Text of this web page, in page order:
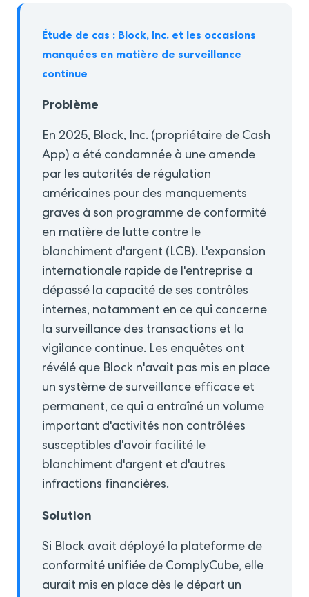
Étude de cas : Block, Inc. et les occasions
manquées en matière de surveillance
continue
Problème
En 2025, Block, Inc. (propriétaire de Cash
App) a été condamnée à une amende
par les autorités de régulation
américaines pour des manquements
graves à son programme de conformité
en matière de lutte contre le
blanchiment d'argent (LCB). L'expansion
internationale rapide de l'entreprise a
dépassé la capacité de ses contrôles
internes, notamment en ce qui concerne
la surveillance des transactions et la
vigilance continue. Les enquêtes ont
révélé que Block n'avait pas mis en place
un système de surveillance efficace et
permanent, ce qui a entraîné un volume
important d'activités non contrôlées
susceptibles d'avoir facilité le
blanchiment d'argent et d'autres
infractions financières.
Solution
Si Block avait déployé la plateforme de
conformité unifiée de ComplyCube, elle
aurait mis en place dès le départ un